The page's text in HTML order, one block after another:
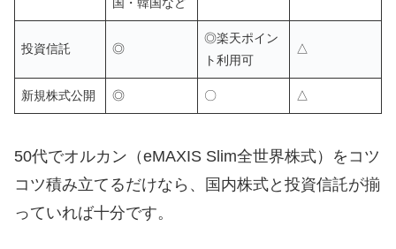
投資信託 ◎
◎楽天ポイン
ト利用可
△
新規株式公開 ◎ 〇 △
50代でオルカン（eMAXIS Slim全世界株式）をコツ
コツ積み立てるだけなら、国内株式と投資信託が揃
っていれば十分です。